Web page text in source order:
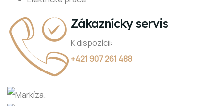
Zákaznícky servis
K dispozícii:
+421 907 261 488